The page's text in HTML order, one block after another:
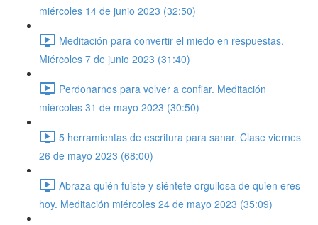
miércoles 14 de junio 2023 (32:50)
Meditación para convertir el miedo en respuestas.
Miércoles 7 de junio 2023 (31:40)
Perdonarnos para volver a confiar. Meditación
miércoles 31 de mayo 2023 (30:50)
5 herramientas de escritura para sanar. Clase viernes
26 de mayo 2023 (68:00)
Abraza quién fuiste y siéntete orgullosa de quien eres
hoy. Meditación miércoles 24 de mayo 2023 (35:09)